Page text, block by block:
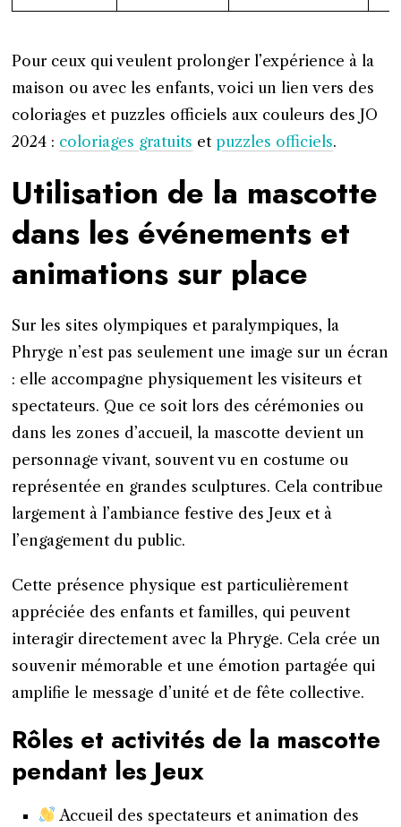
Pour ceux qui veulent prolonger l’expérience à la
maison ou avec les enfants, voici un lien vers des
coloriages et puzzles officiels aux couleurs des JO
2024 : coloriages gratuits et puzzles officiels.
Utilisation de la mascotte
dans les événements et
animations sur place
Sur les sites olympiques et paralympiques, la
Phryge n’est pas seulement une image sur un écran
: elle accompagne physiquement les visiteurs et
spectateurs. Que ce soit lors des cérémonies ou
dans les zones d’accueil, la mascotte devient un
personnage vivant, souvent vu en costume ou
représentée en grandes sculptures. Cela contribue
largement à l’ambiance festive des Jeux et à
l’engagement du public.
Cette présence physique est particulièrement
appréciée des enfants et familles, qui peuvent
interagir directement avec la Phryge. Cela crée un
souvenir mémorable et une émotion partagée qui
amplifie le message d’unité et de fête collective.
Rôles et activités de la mascotte
pendant les Jeux
Accueil des spectateurs et animation des